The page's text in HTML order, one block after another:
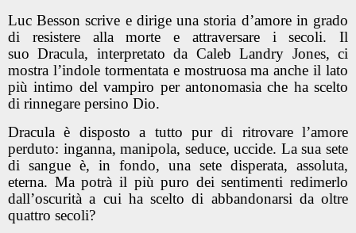
Luc Besson scrive e dirige una storia d’amore in grado
di resistere alla morte e attraversare i secoli. Il
suo Dracula, interpretato da Caleb Landry Jones, ci
mostra l’indole tormentata e mostruosa ma anche il lato
più intimo del vampiro per antonomasia che ha scelto
di rinnegare persino Dio.
Dracula è disposto a tutto pur di ritrovare l’amore
perduto: inganna, manipola, seduce, uccide. La sua sete
di sangue è, in fondo, una sete disperata, assoluta,
eterna. Ma potrà il più puro dei sentimenti redimerlo
dall’oscurità a cui ha scelto di abbandonarsi da oltre
quattro secoli?